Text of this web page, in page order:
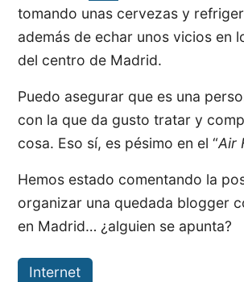
tomando unas cervezas y
además de echar unos vicios en
del centro de Madrid.
Puedo asegurar que es una
con la que da gusto tratar y
cosa. Eso sí, es pésimo en el “Air
Hemos estado comentando la
organizar una quedada blogger
en Madrid… ¿alguien se apunta?
Internet